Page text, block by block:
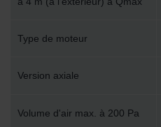
Type de moteur
Version axiale
Volume d'air max. à 200 Pa